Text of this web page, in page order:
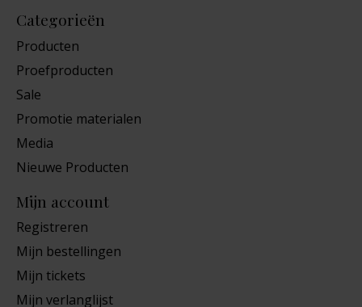
Categorieën
Producten
Proefproducten
Sale
Promotie materialen
Media
Nieuwe Producten
Mijn account
Registreren
Mijn bestellingen
Mijn tickets
Mijn verlanglijst